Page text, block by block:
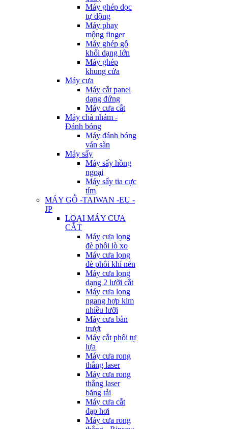
Máy ghép dọc
tự động
Máy phay
mộng finger
Máy ghép gỗ
khối dạng lớn
Máy ghép
khung cửa
Máy cưa
Máy cắt panel
dạng đứng
Máy cưa cắt
Máy chà nhám -
Đánh bóng
Máy đánh bóng
ván sàn
Máy sấy
Máy sấy hồng
ngoại
Máy sấy tia cực
tím
MÁY GỖ -TAIWAN -EU -
JP
LOẠI MÁY CƯA
CẮT
Máy cưa lọng
đè phôi lò xo
Máy cưa lọng
đè phôi khí nén
Máy cưa lọng
dạng 2 lưỡi cắt
Máy cưa lọng
ngang hợp kim
nhiều lưỡi
Máy cưa bàn
trượt
Máy cắt phôi tự
lựa
Máy cưa rong
thẳng laser
Máy cưa rong
thẳng laser
băng tải
Máy cưa cắt
đạp hơi
Máy cưa rong